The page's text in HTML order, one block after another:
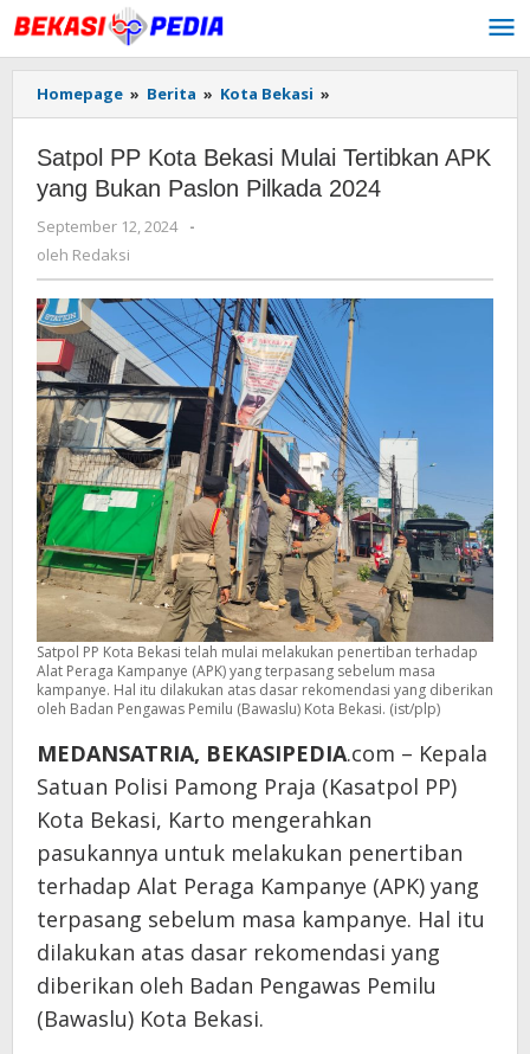
Lewati
ke
konten
Homepage » Berita » Kota Bekasi »
PP
Bekasi
Mulai
Bukan
Paslon
Pilkada
2024
Satpol PP Kota Bekasi Mulai Tertibkan APK
yang Bukan Paslon Pilkada 2024
September 12, 2024
oleh
-
oleh Redaksi
Satpol PP Kota Bekasi telah mulai melakukan penertiban terhadap
Alat Peraga Kampanye (APK) yang terpasang sebelum masa
kampanye. Hal itu dilakukan atas dasar rekomendasi yang diberikan
oleh Badan Pengawas Pemilu (Bawaslu) Kota Bekasi. (ist/plp)
MEDANSATRIA, BEKASIPEDIA.com – Kepala
Satuan Polisi Pamong Praja (Kasatpol PP)
Kota Bekasi, Karto mengerahkan
pasukannya untuk melakukan penertiban
terhadap Alat Peraga Kampanye (APK) yang
terpasang sebelum masa kampanye. Hal itu
dilakukan atas dasar rekomendasi yang
diberikan oleh Badan Pengawas Pemilu
(Bawaslu) Kota Bekasi.